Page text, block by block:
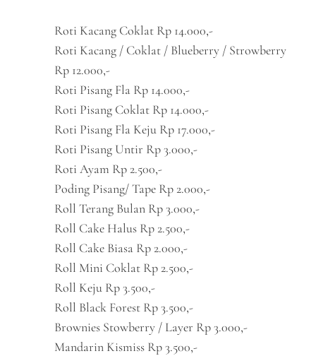
Roti Kacang Coklat Rp 14.000,-
Roti Kacang / Coklat / Blueberry / Strowberry
Rp 12.000,-
Roti Pisang Fla Rp 14.000,-
Roti Pisang Coklat Rp 14.000,-
Roti Pisang Fla Keju Rp 17.000,-
Roti Pisang Untir Rp 3.000,-
Roti Ayam Rp 2.500,-
Poding Pisang/ Tape Rp 2.000,-
Roll Terang Bulan Rp 3.000,-
Roll Cake Halus Rp 2.500,-
Roll Cake Biasa Rp 2.000,-
Roll Mini Coklat Rp 2.500,-
Roll Keju Rp 3.500,-
Roll Black Forest Rp 3.500,-
Brownies Stowberry / Layer Rp 3.000,-
Mandarin Kismiss Rp 3.500,-